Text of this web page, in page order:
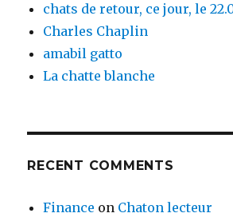
chats de retour, ce jour, le
Charles Chaplin
amabil gatto
La chatte blanche
RECENT COMMENTS
Finance on Chaton lecteur